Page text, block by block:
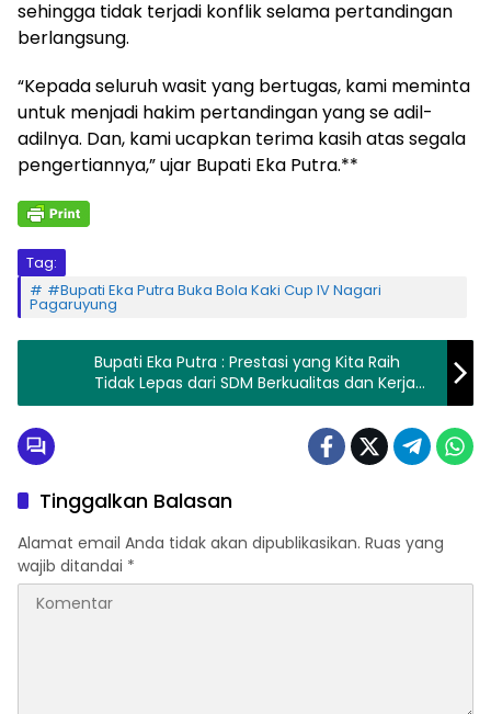
sehingga tidak terjadi konflik selama pertandingan
berlangsung.
“Kepada seluruh wasit yang bertugas, kami meminta
untuk menjadi hakim pertandingan yang se adil-
adilnya. Dan, kami ucapkan terima kasih atas segala
pengertiannya,” ujar Bupati Eka Putra.**
Tag:
#Bupati Eka Putra Buka Bola Kaki Cup IV Nagari
Pagaruyung
Bupati Eka Putra : Prestasi yang Kita Raih
Tidak Lepas dari SDM Berkualitas dan Kerja
Keras Kita Semua
Tinggalkan Balasan
Alamat email Anda tidak akan dipublikasikan. Ruas yang
wajib ditandai *